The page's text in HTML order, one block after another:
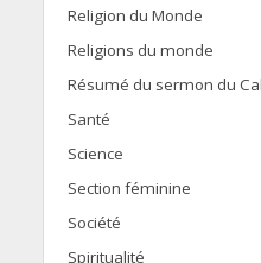
Religion du Monde
Religions du monde
Résumé du sermon du
Santé
Science
Section féminine
Société
Spiritualité